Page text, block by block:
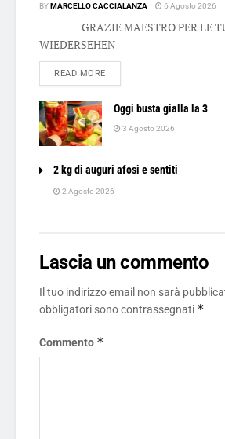
BYMARCELLO CACCIALANZA 6 Agosto 2026
GRAZIE MAESTRO PER LE
WIEDERSEHEN
READ MOREDETAILS
Oggi busta gialla la 3
3 Agosto 2026
2 kg di auguri afosi e sentiti
2 Agosto 2026
Lascia un commento
Il tuo indirizzo email non sarà
obbligatori sono contrassegnati *
Commento *